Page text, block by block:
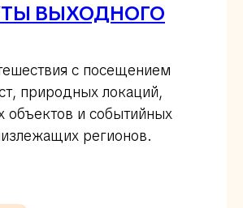
ВЫХОДНОГО
с посещением
природных локаций,
объектов и событийных
регионов.